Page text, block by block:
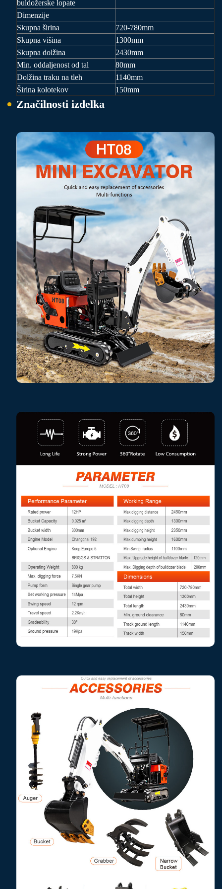
buldožerske lopate
Dimenzije
Skupna širina
720-780mm
Skupna višina
1300mm
Skupna dolžina
2430mm
Min. oddaljenost od tal
80mm
Dolžina traku na tleh
1140mm
Širina kolotekov
150mm
Značilnosti izdelka